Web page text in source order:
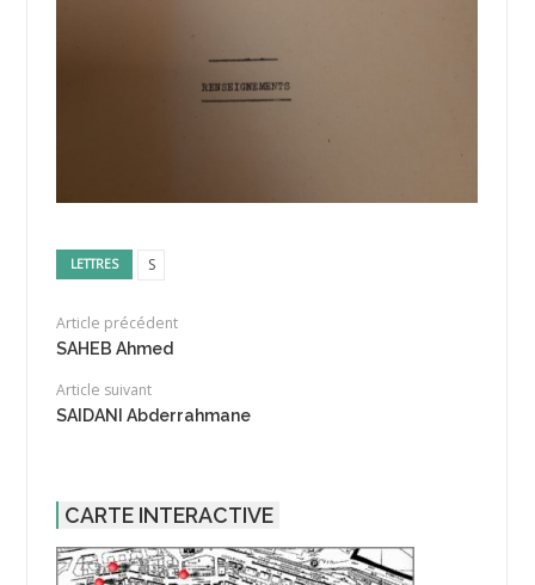
LETTRES S
Article précédent
SAHEB Ahmed
Article suivant
SAIDANI Abderrahmane
CARTE INTERACTIVE